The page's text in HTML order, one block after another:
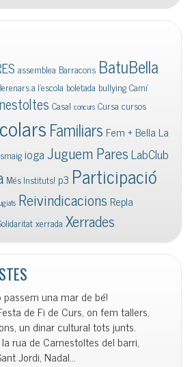
assemblea Barracons BatuBella
a l'escola boletada bullyingCamí
Casal concurs Cursa cursos
Familiars Fem + Bella La
iogaJuguem ParesLabClub
Més Instituts! p3 Participació
Reivindicacions Repla
xerrada Xerrades
passem una mar de bé!
de Fi de Curs, on fem tallers,
un dinar cultural tots junts.
rua de Carnestoltes del barri,
Jordi, Nadal…